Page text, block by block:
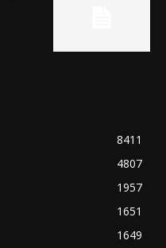
8411
4807
1957
1651
1649